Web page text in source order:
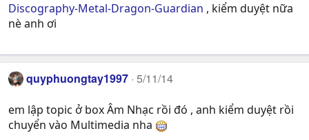
Discography-Metal-Dragon-Guardian , kiểm duyệt nữa
nè anh ơi
quyphuongtay1997 5/11/14
em lập topic ở box Âm Nhạc rồi đó , anh kiểm duyệt rồi
chuyển vào Multimedia nha